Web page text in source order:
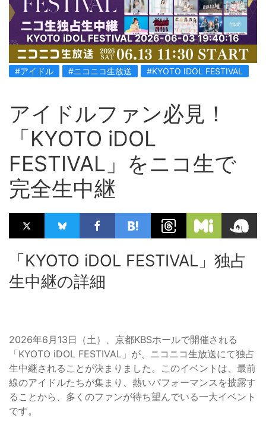
KYOTO iDOL FESTIVAL 2026-06-03 19:40:16
#アイドル #ニコニコ生放送 #KYOTO IDOL FESTIVAL
アイドルファン必見！
「KYOTO iDOL
FESTIVAL」をニコ生で
完全生中継
「KYOTO iDOL FESTIVAL」独占
生中継の詳細
2026年6月13日（土）、京都KBSホールで開催される
「KYOTO iDOL FESTIVAL」が、ニコニコ生放送にて独占
生中継されることが決まりました。このイベントは、最前
線のアイドルたちが集まり、熱いパフォーマンスを披露す
ることから、多くのファンが待ち望んでいる一大イベント
です。